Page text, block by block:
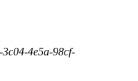
4e5a-98cf-